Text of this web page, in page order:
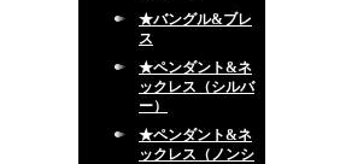
★バングル&ブレ
ス
★ペンダント&ネ
ックレス（シルバ
ー）
★ペンダント&ネ
ックレス（ノンシ